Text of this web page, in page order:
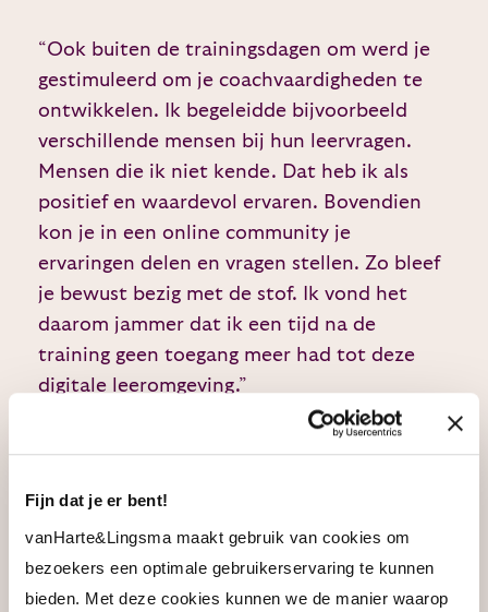
Fijn dat je er bent!
vanHarte&Lingsma maakt gebruik van cookies om
bezoekers een optimale gebruikerservaring te kunnen
bieden. Met deze cookies kunnen we de manier waarop
“Ook buiten de trainingsdagen om werd je
gestimuleerd om je coachvaardigheden te
ontwikkelen. Ik begeleidde bijvoorbeeld
verschillende mensen bij hun leervragen.
Mensen die ik niet kende. Dat heb ik als
positief en waardevol ervaren. Bovendien
kon je in een online community je
ervaringen delen en vragen stellen. Zo bleef
je bewust bezig met de stof. Ik vond het
daarom jammer dat ik een tijd na de
training geen toegang meer had tot deze
digitale leeromgeving.”
“Dankzij de combinatie van theorie en
praktijk heb ik veel waardevolle kennis en
vaardigheden opgedaan. Ik weet nu